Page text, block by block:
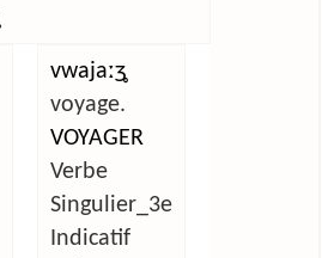
vwajaːʒ̥
voyage.
VOYAGER
Verbe
Singulier_3e
Indicatif